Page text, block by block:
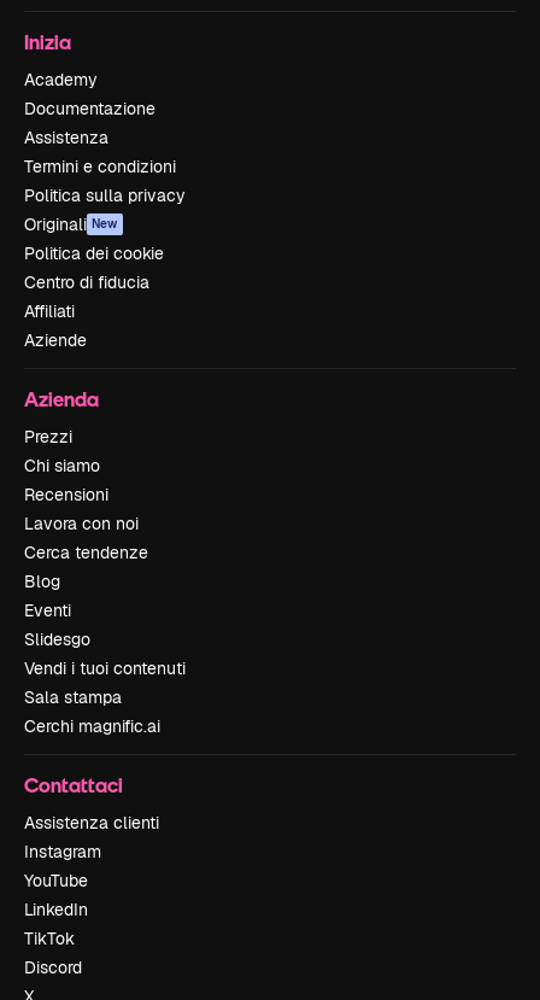
Inizia
Academy
Documentazione
Assistenza
Termini e condizioni
Politica sulla privacy
Originali New
Politica dei cookie
Centro di fiducia
Affiliati
Aziende
Azienda
Prezzi
Chi siamo
Recensioni
Lavora con noi
Cerca tendenze
Blog
Eventi
Slidesgo
Vendi i tuoi contenuti
Sala stampa
Cerchi magnific.ai
Contattaci
Assistenza clienti
Instagram
YouTube
LinkedIn
TikTok
Discord